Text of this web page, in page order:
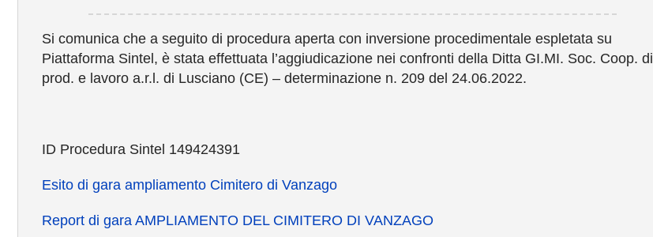
Si comunica che a seguito di procedura aperta con inversione procedimentale espletata su
Piattaforma Sintel, è stata effettuata l’aggiudicazione nei confronti della Ditta GI.MI. Soc. Coop. di
prod. e lavoro a.r.l. di Lusciano (CE) – determinazione n. 209 del 24.06.2022.
ID Procedura Sintel 149424391
Esito di gara ampliamento Cimitero di Vanzago
Report di gara AMPLIAMENTO DEL CIMITERO DI VANZAGO